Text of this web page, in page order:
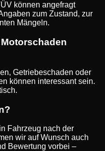
können angefragt
zum Zustand, zur
Mängeln.
Getriebeschaden oder
können interessant sein.
Fahrzeug nach der
wir auf Wunsch auch
Bewertung vorbei –